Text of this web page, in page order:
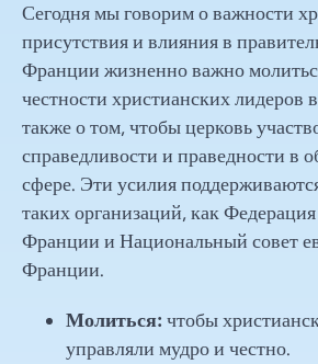
Сегодня мы говорим о важности
присутствия и влияния в
Франции жизненно важно
честности христианских лидеров
также о том, чтобы церковь
справедливости и праведности в
сфере. Эти усилия
таких организаций, как
Франции и Национальный совет
Франции.
Молиться: чтобы
управляли мудро и честно.